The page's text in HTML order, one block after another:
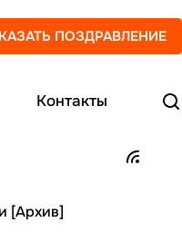
ПОЗДРАВЛЕНИЕ
Контакты
[Архив]